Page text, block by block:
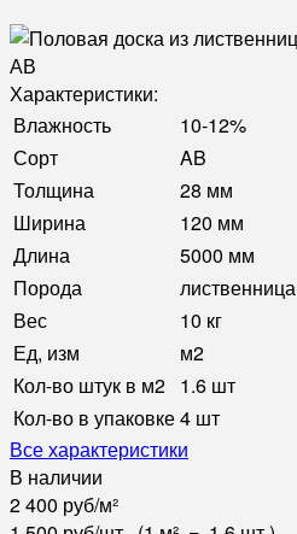
Характеристики:
Влажность
10-12%
Сорт
AB
Толщина
28 мм
Ширина
120 мм
Длина
5000 мм
Порода
лиственница
Вес
10 кг
Ед, изм
м2
Кол-во штук в м2 1.6 шт
Кол-во в упаковке4 шт
Все характеристики
В наличии
2 400 руб/м²